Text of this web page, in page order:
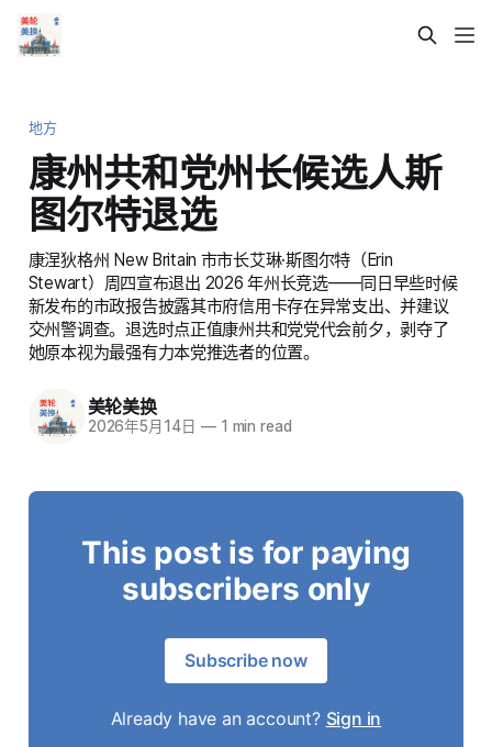
地方
康州共和党州长候选人斯
图尔特退选
康涅狄格州 New Britain 市市长艾琳·斯图尔特（Erin
Stewart）周四宣布退出 2026 年州长竞选——同日早些时候
新发布的市政报告披露其市府信用卡存在异常支出、并建议
交州警调查。退选时点正值康州共和党党代会前夕，剥夺了
她原本视为最强有力本党推选者的位置。
美轮美换
2026年5月14日 —1 min read
This post is for paying
subscribers only
Subscribe now
Already have an account? Sign in